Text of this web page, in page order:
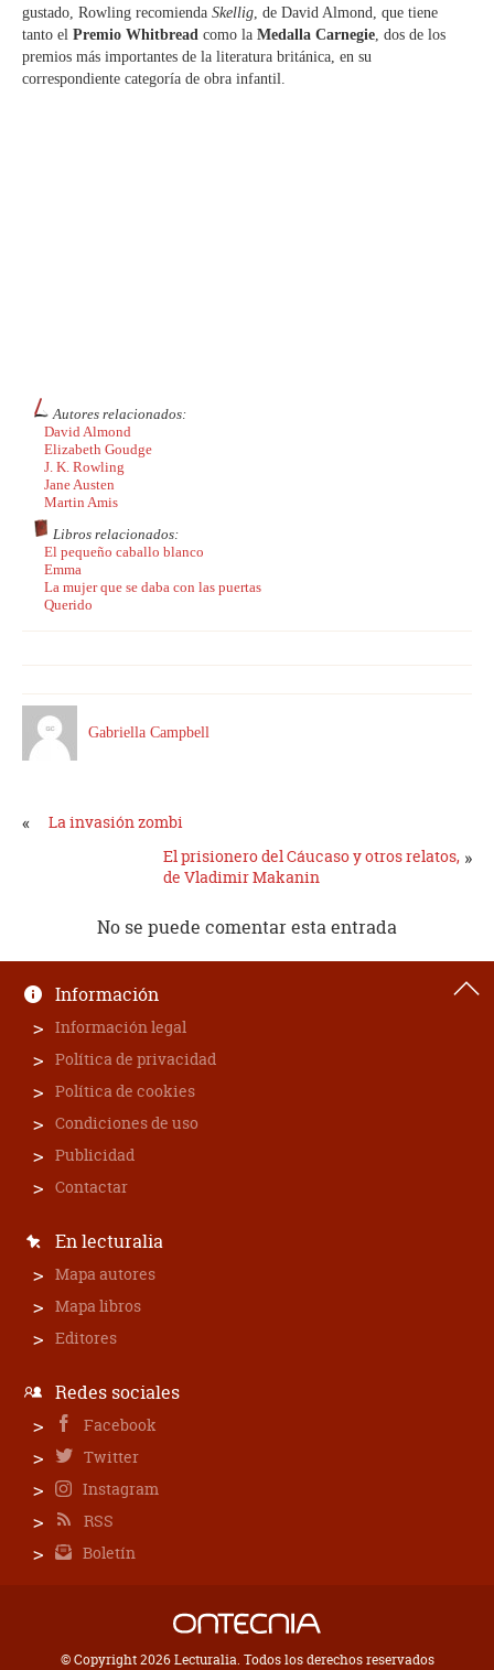
gustado, Rowling recomienda Skellig, de David Almond, que tiene
tanto el Premio Whitbread como la Medalla Carnegie, dos de los
premios más importantes de la literatura británica, en su
correspondiente categoría de obra infantil.
Autores relacionados:
David Almond
Elizabeth Goudge
J. K. Rowling
Jane Austen
Martin Amis
Libros relacionados:
El pequeño caballo blanco
Emma
La mujer que se daba con las puertas
Querido
Gabriella Campbell
«
La invasión zombi
El prisionero del Cáucaso y otros relatos,
de Vladimir Makanin
»
No se puede comentar esta entrada
Información
Información legal
Política de privacidad
Política de cookies
Condiciones de uso
Publicidad
Contactar
En lecturalia
Mapa autores
Mapa libros
Editores
Redes sociales
Facebook
Twitter
Instagram
RSS
Boletín
© Copyright 2026 Lecturalia. Todos los derechos reservados